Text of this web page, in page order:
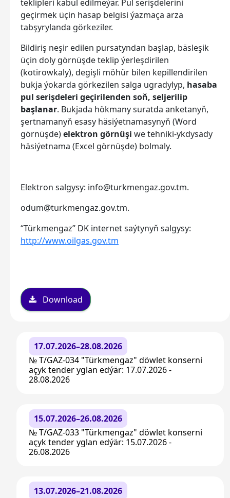
teklipleri kabul edilmeýär. Pul serişdelerini
geçirmek üçin hasap belgisi ýazmaça arza
tabşyrylanda görkeziler.
Bildiriş neşir edilen pursatyndan başlap, bäsleşik
üçin doly görnüşde teklip ýerleşdirilen
(kotirowkaly), degişli möhür bilen kepillendirilen
bukja ýokarda görkezilen salga ugradylyp, hasaba
pul serişdeleri geçirilenden soň, seljerilip
başlanar. Bukjada hökmany suratda anketanyň,
şertnamanyň esasy häsiýetnamasynyň (Word
görnüşde)elektron görnüşi we tehniki-ykdysady
häsiýetnama (Excel görnüşde) bolmaly.
Elektron salgysy: info@turkmengaz.gov.tm.
odum@turkmengaz.gov.tm.
“Türkmengaz” DK internet saýtynyň salgysy:
http://www.oilgas.gov.tm
Download
17.07.2026–28.08.2026
№ T/GAZ-034 "Türkmengaz" döwlet konserni
açyk tender yglan edýär: 17.07.2026 -
28.08.2026
15.07.2026–26.08.2026
№ T/GAZ-033 "Türkmengaz" döwlet konserni
açyk tender yglan edýär: 15.07.2026 -
26.08.2026
13.07.2026–21.08.2026